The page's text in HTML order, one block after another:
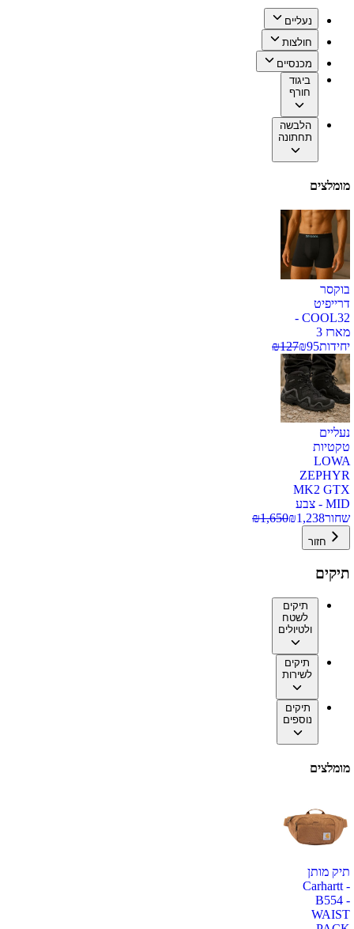
נעליים
חולצות
מכנסיים
ביגוד
חורף
הלבשה
תחתונה
מומלצים
בוקסר
דרייפיט
COOL32 -
מארז 3
יחידות
₪95
₪127
נעליים
טקטיות
LOWA
ZEPHYR
MK2 GTX
MID - צבע
שחור
₪1,238
₪1,650
חזור
תיקים
תיקים
לשטח
ולטיולים
תיקים
לשירות
תיקים
נוספים
מומלצים
תיק מותן
Carhartt -
B554 -
WAIST